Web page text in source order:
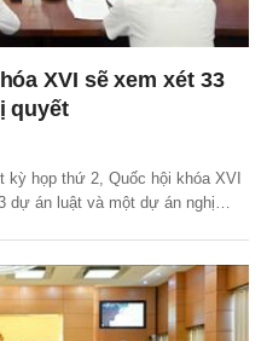
XVI sẽ xem xét 33
quyết
kỳ họp thứ 2, Quốc hội khóa XVI
dự án luật và một dự án nghị